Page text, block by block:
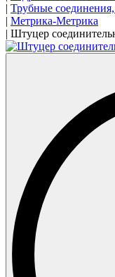
| Трубные
| Метрика-Метрика
| Штуцер